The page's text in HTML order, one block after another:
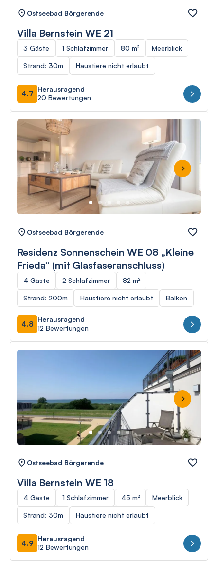
Ostseebad Börgerende
Villa Bernstein WE 21
3 Gäste 1 Schlafzimmer 80 m² Meerblick
Strand: 30m Haustiere nicht erlaubt
4.7
Herausragend
20 Bewertungen
Next
Ostseebad Börgerende
Residenz Sonnenschein WE 08 „Kleine
Frieda“ (mit Glasfaseranschluss)
4 Gäste 2 Schlafzimmer 82 m²
Strand: 200m Haustiere nicht erlaubt Balkon
4.8
Herausragend
12 Bewertungen
Next
Ostseebad Börgerende
Villa Bernstein WE 18
4 Gäste 1 Schlafzimmer 45 m² Meerblick
Strand: 30m Haustiere nicht erlaubt
4.9
Herausragend
12 Bewertungen